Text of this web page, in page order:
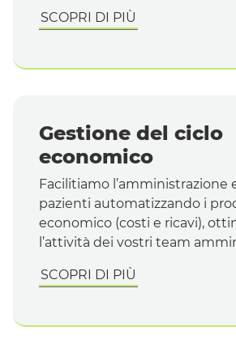
SCOPRI DI PIÙ
Gestione del ciclo
economico
Facilitiamo l’amministrazione
pazienti automatizzando i
economico (costi e ricavi),
l’attività dei vostri team
SCOPRI DI PIÙ